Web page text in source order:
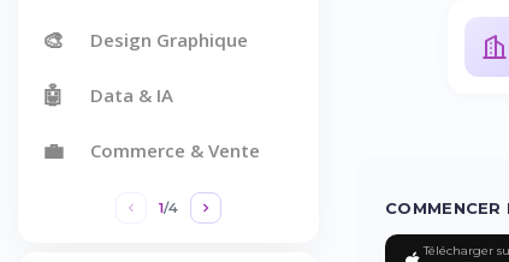
🎨 Design Graphique
🤖 Data & IA
💼 Commerce & Vente
1/4 COMMENCER
Télécharger